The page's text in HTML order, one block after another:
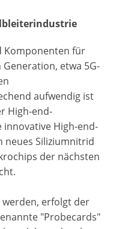
Komponenten für
etwa 5G-
aufwendig ist
High-end-
innovative High-end-
neues Siliziumnitrid
der nächsten
werden, erfolgt der
"Probecards"